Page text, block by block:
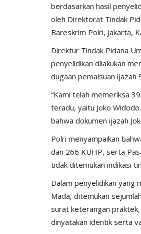
berdasarkan hasil
oleh Direktorat Tindak
Bareskrim Polri, Jakarta,
Direktur Tindak Pidana
penyelidikan dilakukan
dugaan pemalsuan ijazah
“Kami telah memeriksa
teradu, yaitu Joko
bahwa dokumen ijazah
Polri menyampaikan
dan 266 KUHP, serta
tidak ditemukan indikasi
Dalam penyelidikan yang
Mada, ditemukan
surat keterangan
dinyatakan identik serta